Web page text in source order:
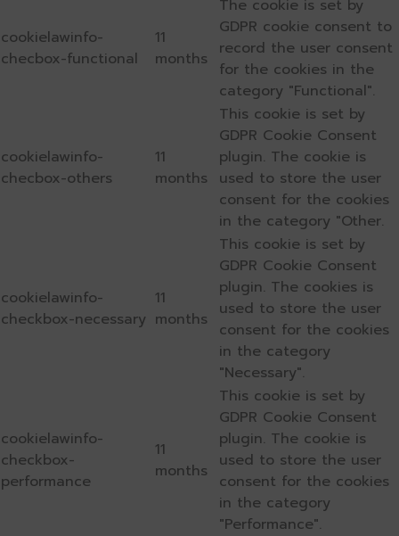
cookielawinfo-
checbox-functional
11
months
The cookie is set by
GDPR cookie consent to
record the user consent
for the cookies in the
category "Functional".
cookielawinfo-
checbox-others
11
months
This cookie is set by
GDPR Cookie Consent
plugin. The cookie is
used to store the user
consent for the cookies
in the category "Other.
cookielawinfo-
checkbox-necessary
11
months
This cookie is set by
GDPR Cookie Consent
plugin. The cookies is
used to store the user
consent for the cookies
in the category
"Necessary".
cookielawinfo-
checkbox-
performance
11
months
This cookie is set by
GDPR Cookie Consent
plugin. The cookie is
used to store the user
consent for the cookies
in the category
"Performance".